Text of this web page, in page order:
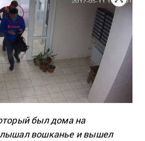
был дома на
вошканье и вышел